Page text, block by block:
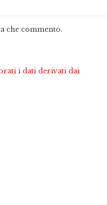
che commento.
i dati derivati dai